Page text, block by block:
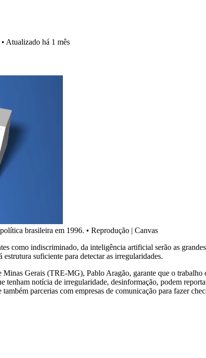
• Atualizado há 1 mês
brasileira em 1996. • Reprodução | Canvas
como indiscriminado, da inteligência artificial serão as
suficiente para detectar as irregularidades.
Gerais (TRE-MG), Pablo Aragão, garante que o
tenham notícia de irregularidade, desinformação, podem
parcerias com empresas de comunicação para fazer